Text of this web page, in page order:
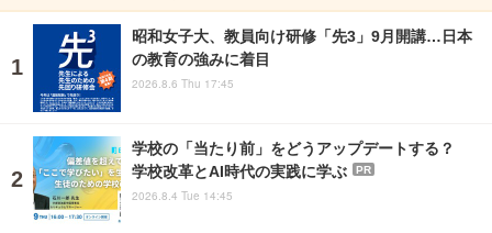
昭和女子大、教員向け研修「先3」9月開講…日本
の教育の強みに着目
2026.8.6 Thu 17:45
学校の「当たり前」をどうアップデートする？
学校改革とAI時代の実践に学ぶ
PR
2026.8.4 Tue 14:45